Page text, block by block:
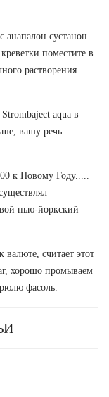
анапалон сустанон
поместите в
растворения
aqua в
вашу речь
к Новому Году.....
нью-йоркский
считает этот
хорошо промываем
фасоль.